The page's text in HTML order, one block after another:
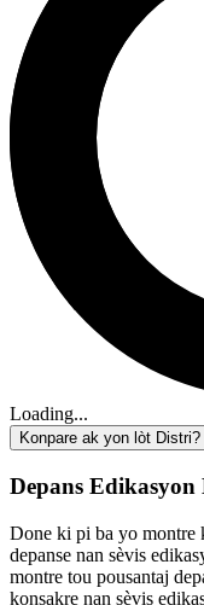
Loading...
Konpare ak yon lòt Distri?
Depans Edikasyon
Done ki pi ba yo montre
depanse nan sèvis
montre tou pousantaj
konsakre nan sèvis